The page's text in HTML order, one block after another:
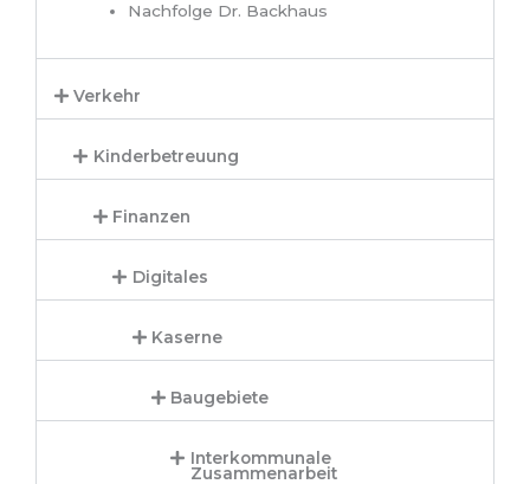
Nachfolge Dr. Backhaus
Verkehr
Kinderbetreuung
Finanzen
Digitales
Kaserne
Baugebiete
Interkommunale
Zusammenarbeit